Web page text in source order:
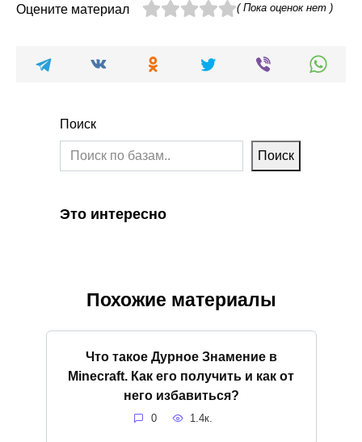
Оцените материал ( Пока оценок нет )
Поиск
Поиск
Это интересно
Похожие материалы
Что такое Дурное Знамение в
Minecraft. Как его получить и как от
него избавиться?
0 1.4к.